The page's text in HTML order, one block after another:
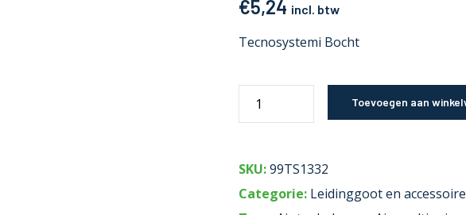
€5,24 incl. btw
Tecnosystemi Bocht
Toevoegen aan
SKU:99TS1332
Categorie: Leidinggoot en